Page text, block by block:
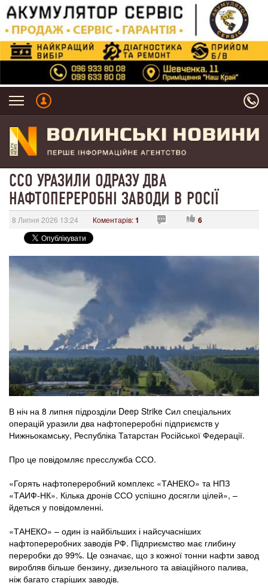
ССО УРАЗИЛИ ОДРАЗУ ДВА
НАФТОПЕРЕРОБНІ ЗАВОДИ В РОСІЇ
8 Липня 2026 13:24 Коментарів:1 6
В ніч на 8 липня підрозділи Deep Strike Сил спеціальних
операцій уразили два нафтопереробні підприємств у
Нижньокамську, Республіка Татарстан Російської Федерації.
Про це повідомляє пресслужба ССО.
«Горять нафтопереробний комплекс «ТАНЕКО» та НПЗ
«ТАИФ-НК». Кілька дронів ССО успішно досягли цілей», –
йдеться у повідомленні.
«ТАНЕКО» – один із найбільших і найсучасніших
нафтопереробних заводів РФ. Підприємство має глибину
переробки до 99%. Це означає, що з кожної тонни нафти завод
виробляв більше бензину, дизельного та авіаційного палива,
ніж багато старіших заводів.